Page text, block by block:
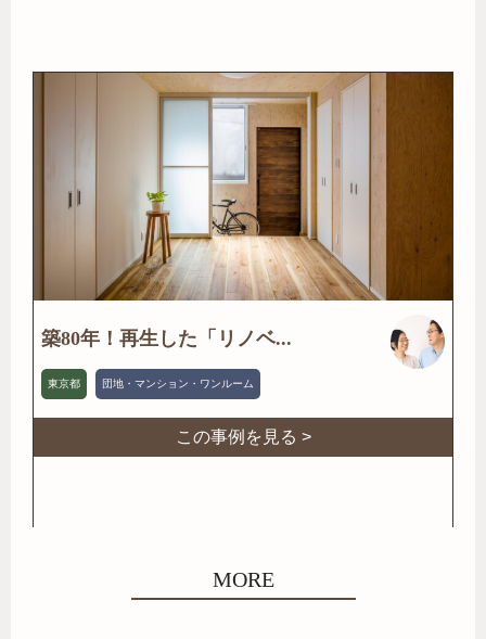
築80年！再生した「リノベ...
東京都 団地・マンション・ワンルーム
この事例を見る >
MORE